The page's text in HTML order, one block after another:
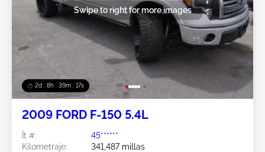
2d : 8h : 39m : 15s
Swipe to right for more images
2009 FORD F-150 5.4L
Ít #:
45******
Kilometraje:
341,487 millas